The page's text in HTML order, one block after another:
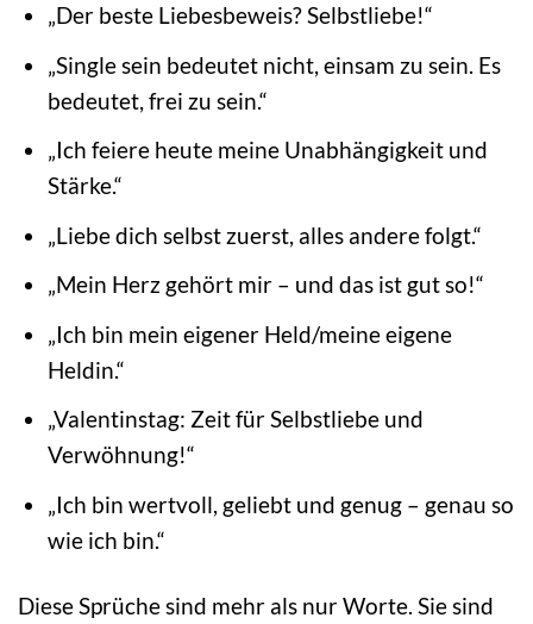
„Der beste Liebesbeweis? Selbstliebe!“
„Single sein bedeutet nicht, einsam zu sein. Es
bedeutet, frei zu sein.“
„Ich feiere heute meine Unabhängigkeit und
Stärke.“
„Liebe dich selbst zuerst, alles andere folgt.“
„Mein Herz gehört mir – und das ist gut so!“
„Ich bin mein eigener Held/meine eigene
Heldin.“
„Valentinstag: Zeit für Selbstliebe und
Verwöhnung!“
„Ich bin wertvoll, geliebt und genug – genau so
wie ich bin.“
Diese Sprüche sind mehr als nur Worte. Sie sind